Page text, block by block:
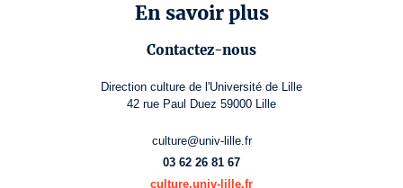
En savoir plus
Contactez-nous
Direction culture de l'Université de Lille
42 rue Paul Duez 59000 Lille
culture@univ-lille.fr
03 62 26 81 67
culture.univ-lille.fr